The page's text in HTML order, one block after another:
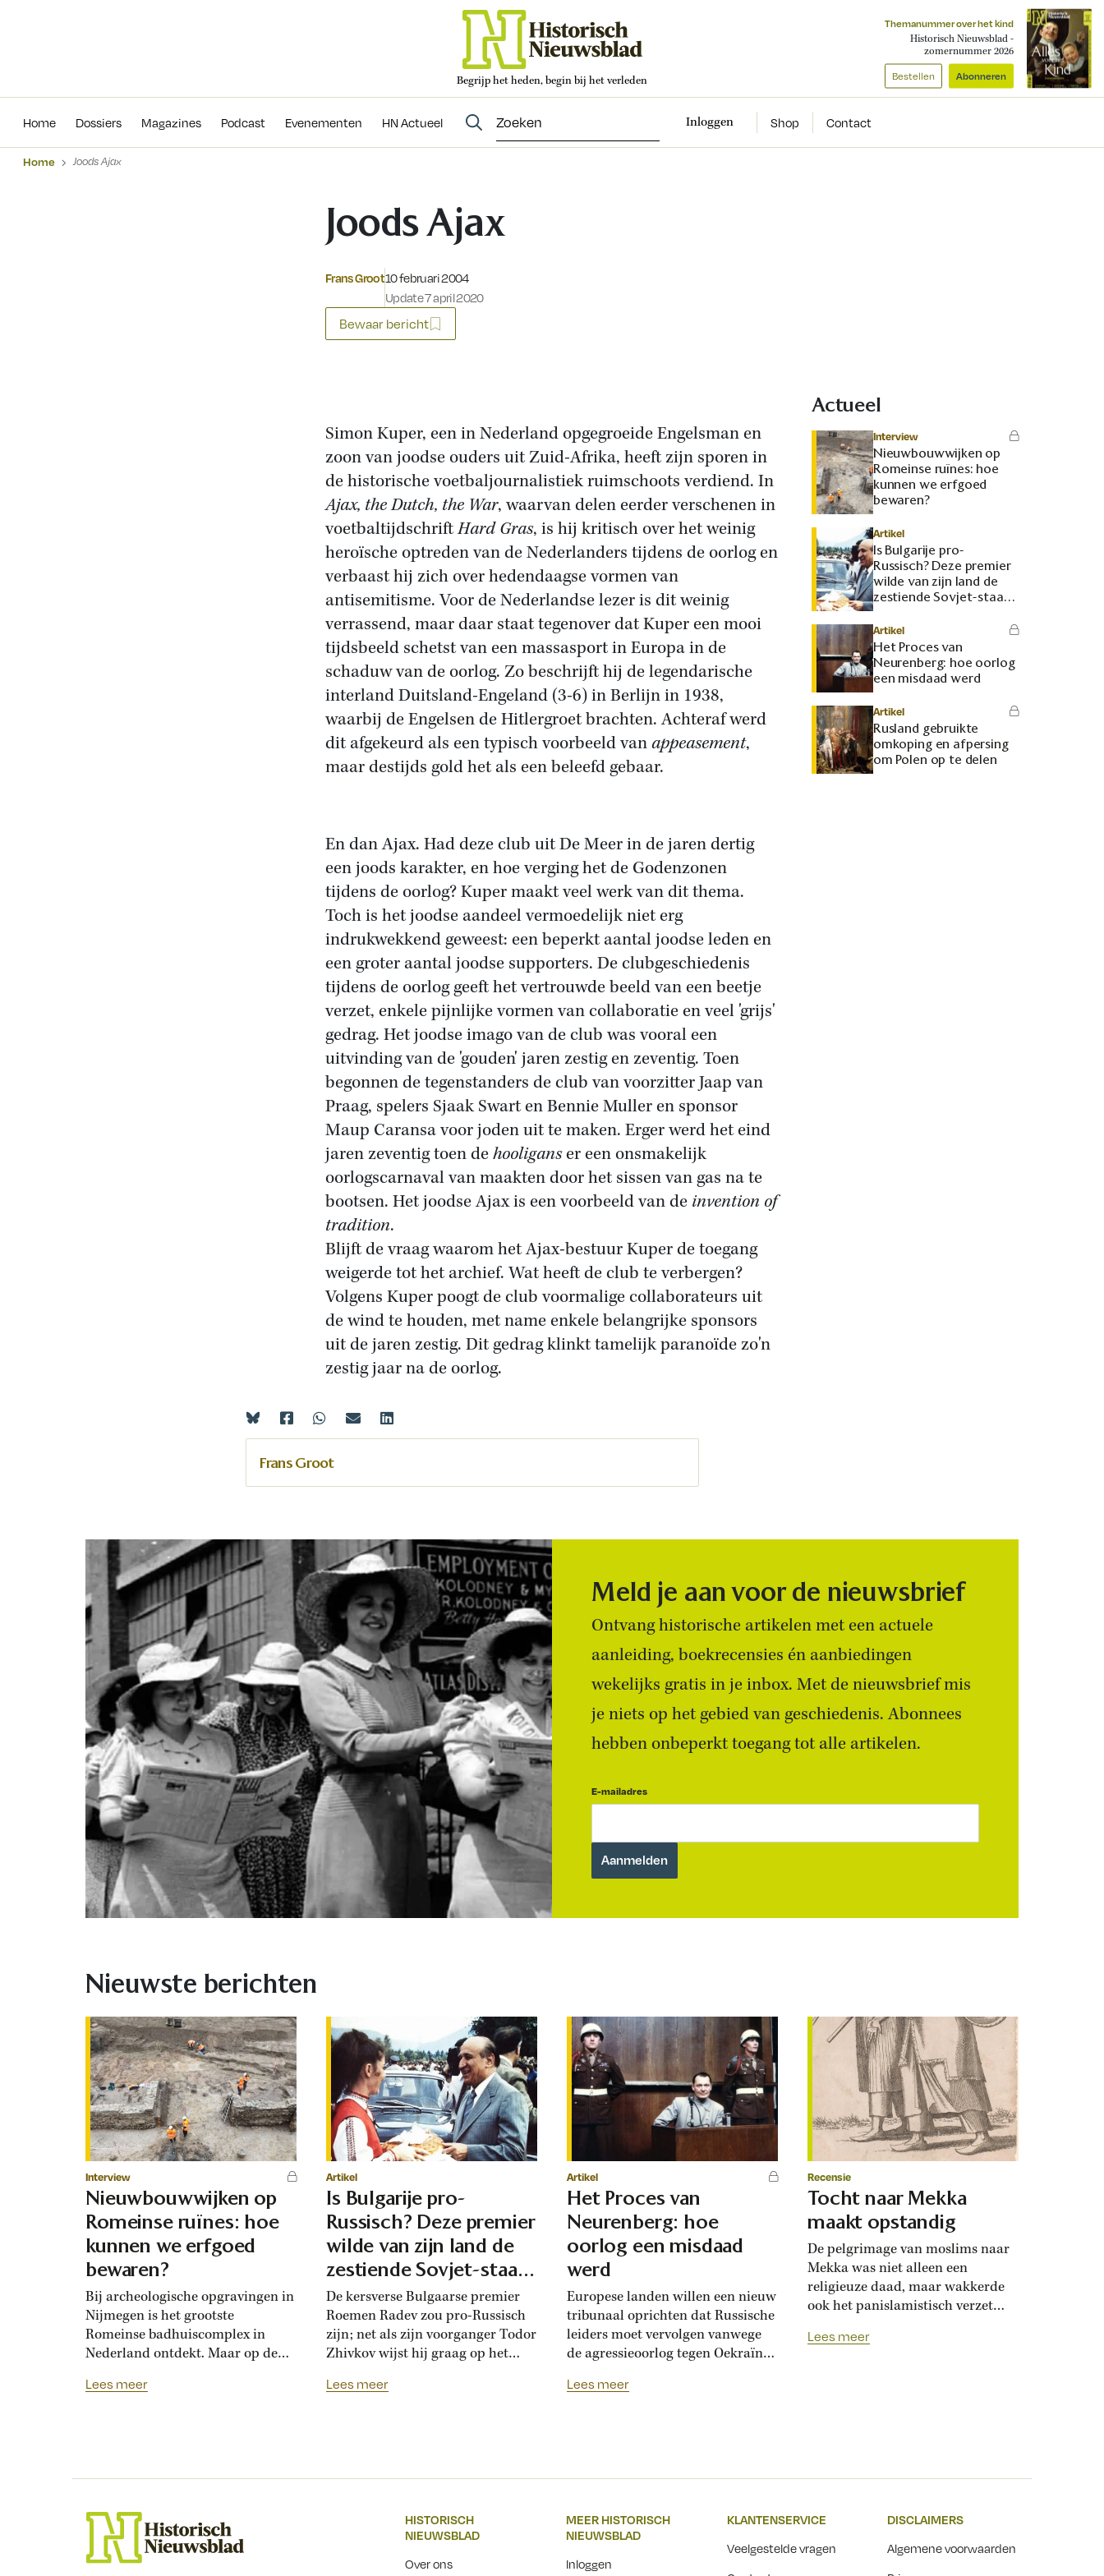
Begrijp het heden, begin bij het verleden
Themanummer over het kind
Historisch Nieuwsblad -
zomernummer 2026
Bestellen Abonneren
Home Dossiers Magazines Podcast Evenementen HN Actueel Inloggen Shop Contact
Evenementen
Home Joods Ajax
Joods Ajax
Frans GrootGepubliceerd op:
10 februari 2004
Update 7 april 2020
Bewaar bericht
Simon Kuper, een in Nederland opgegroeide Engelsman en
zoon van joodse ouders uit Zuid-Afrika, heeft zijn sporen in
de historische voetbaljournalistiek ruimschoots verdiend. In
Ajax, the Dutch, the War, waarvan delen eerder verschenen in
voetbaltijdschriftHard Gras, is hij kritisch over het weinig
heroïsche optreden van de Nederlanders tijdens de oorlog en
verbaast hij zich over hedendaagse vormen van
antisemitisme. Voor de Nederlandse lezer is dit weinig
verrassend, maar daar staat tegenover dat Kuper een mooi
tijdsbeeld schetst van een massasport in Europa in de
schaduw van de oorlog. Zo beschrijft hij de legendarische
interland Duitsland-Engeland (3-6) in Berlijn in 1938,
waarbij de Engelsen de Hitlergroet brachten. Achteraf werd
dit afgekeurd als een typisch voorbeeld vanappeasement,
maar destijds gold het als een beleefd gebaar.
En dan Ajax. Had deze club uit De Meer in de jaren dertig
een joods karakter, en hoe verging het de Godenzonen
tijdens de oorlog? Kuper maakt veel werk van dit thema.
Toch is het joodse aandeel vermoedelijk niet erg
indrukwekkend geweest: een beperkt aantal joodse leden en
een groter aantal joodse supporters. De clubgeschiedenis
tijdens de oorlog geeft het vertrouwde beeld van een beetje
verzet, enkele pijnlijke vormen van collaboratie en veel 'grijs'
gedrag. Het joodse imago van de club was vooral een
uitvinding van de 'gouden' jaren zestig en zeventig. Toen
begonnen de tegenstanders de club van voorzitter Jaap van
Praag, spelers Sjaak Swart en Bennie Muller en sponsor
Maup Caransa voor joden uit te maken. Erger werd het eind
jaren zeventig toen dehooliganser een onsmakelijk
oorlogscarnaval van maakten door het sissen van gas na te
bootsen. Het joodse Ajax is een voorbeeld van de invention of
tradition.
Blijft de vraag waarom het Ajax-bestuur Kuper de toegang
weigerde tot het archief. Wat heeft de club te verbergen?
Volgens Kuper poogt de club voormalige collaborateurs uit
de wind te houden, met name enkele belangrijke sponsors
uit de jaren zestig. Dit gedrag klinkt tamelijk paranoïde zo'n
zestig jaar na de oorlog.
Actueel
Interview
Nieuwbouwwijken op
Romeinse ruïnes: hoe
kunnen we erfgoed
bewaren?
Artikel
Is Bulgarije pro-
Russisch? Deze premier
wilde van zijn land de
zestiende Sovjet-staat
maken
Artikel
Het Proces van
Neurenberg: hoe oorlog
een misdaad werd
Artikel
Rusland gebruikte
omkoping en afpersing
om Polen op te delen
Frans Groot
Meld je aan voor de nieuwsbrief
Ontvang historische artikelen met een actuele
aanleiding, boekrecensies én aanbiedingen
wekelijks gratis in je inbox. Met de nieuwsbrief mis
je niets op het gebied van geschiedenis. Abonnees
hebben onbeperkt toegang tot alle artikelen.
E-mailadres
Nieuwste berichten
Interview
Nieuwbouwwijken op
Romeinse ruïnes: hoe
kunnen we erfgoed
bewaren?
Bij archeologische opgravingen in
Nijmegen is het grootste
Romeinse badhuiscomplex in
Nederland ontdekt. Maar op de
binnenkort een nieuwe woonwijk
Over een paar jaar staat het
Nijmeegse Waalfront vol...
Lees meer
Artikel
Is Bulgarije pro-
Russisch? Deze premier
wilde van zijn land de
zestiende Sovjet-staat
maken
De kersverse Bulgaarse premier
Roemen Radev zou pro-Russisch
zijn; net als zijn voorganger Todor
Zhivkov wijst hij graag op het
1878. Die vroegere premier was zo
Lees meer
Artikel
Het Proces van
Neurenberg: hoe
oorlog een misdaad
werd
Europese landen willen een nieuw
tribunaal oprichten dat Russische
leiders moet vervolgen vanwege
de agressieoorlog tegen Oekraïne.
Neurenberg voor het eerst
recht meer, maar een misdaad....
Lees meer
Recensie
Tocht naar Mekka
maakt opstandig
De pelgrimage van moslims naar
Mekka was niet alleen een
religieuze daad, maar wakkerde
ook het panislamistisch verzet
vreesden koloniale machten
onderzocht pelgrimsverslagen...
Lees meer
HISTORISCH
NIEUWSBLAD
Over ons
MEER HISTORISCH
NIEUWSBLAD
Inloggen
KLANTENSERVICE
Veelgestelde vragen
DISCLAIMERS
Algemene voorwaarden